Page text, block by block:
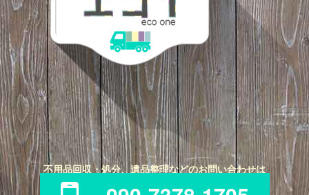
不用品回収・処分、遺品整理などのお問い合わせは